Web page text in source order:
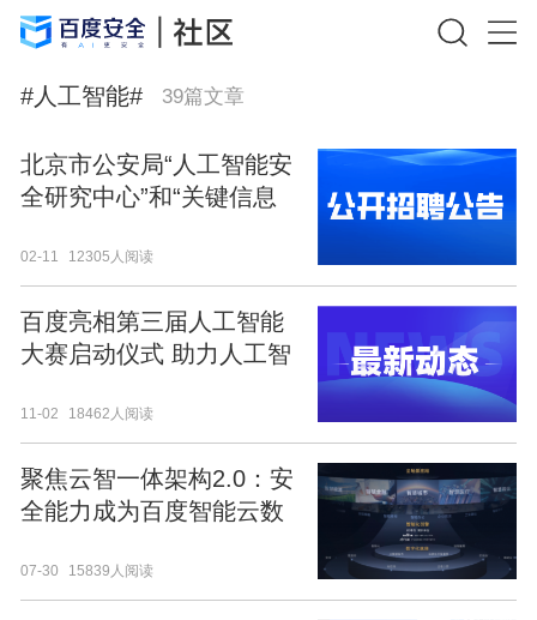
#人工智能# 39篇文章
北京市公安局“人工智能安
全研究中心”和“关键信息
公开招聘工作人员
02-11 12305人阅读
百度亮相第三届人工智能
大赛启动仪式 助力人工智
11-02 18462人阅读
聚焦云智一体架构2.0：安
全能力成为百度智能云数
07-30 15839人阅读